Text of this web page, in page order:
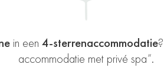
in een 4-sterrenaccommodatie
accommodatie met privé spa”.